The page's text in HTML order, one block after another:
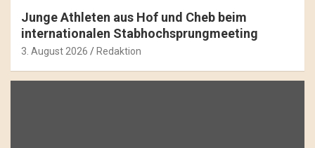
Junge Athleten aus Hof und Cheb beim
internationalen Stabhochsprungmeeting
3. August 2026 Redaktion